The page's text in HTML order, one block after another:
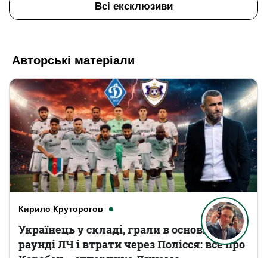
Всі ексклюзиви
Авторські матеріали
Кирило Круторогов
Українець у складі, грали в основному
раунді ЛЧ і втрати через Полісся: все про